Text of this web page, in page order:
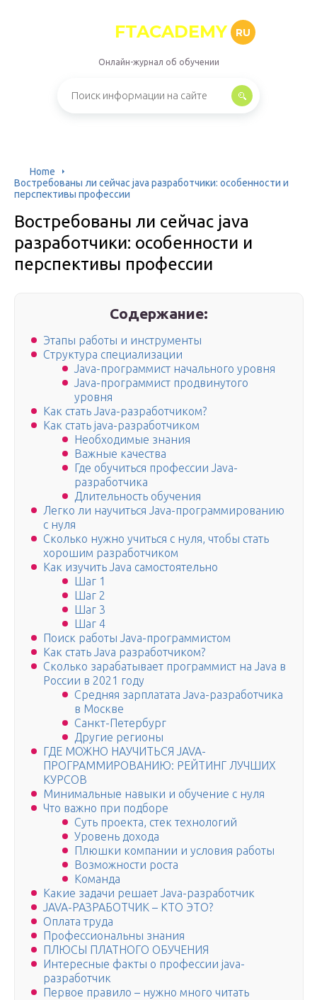
FTACADEMY RU
Онлайн-журнал об обучении
Home
Востребованы ли сейчас java разработчики: особенности и
перспективы профессии
Востребованы ли сейчас java
разработчики: особенности и
перспективы профессии
Содержание:
Этапы работы и инструменты
Структура специализации
Java-программист начального уровня
Java-программист продвинутого
уровня
Как стать Java-разработчиком?
Как стать java-разработчиком
Необходимые знания
Важные качества
Где обучиться профессии Java-
разработчика
Длительность обучения
Легко ли научиться Java-программированию
с нуля
Сколько нужно учиться с нуля, чтобы стать
хорошим разработчиком
Как изучить Java самостоятельно
Шаг 1
Шаг 2
Шаг 3
Шаг 4
Поиск работы Java-программистом
Как стать Java разработчиком?
Сколько зарабатывает программист на Java в
России в 2021 году
Средняя зарплатата Java-разработчика
в Москве
Санкт-Петербург
Другие регионы
ГДЕ МОЖНО НАУЧИТЬСЯ JAVA-
ПРОГРАММИРОВАНИЮ: РЕЙТИНГ ЛУЧШИХ
КУРСОВ
Минимальные навыки и обучение с нуля
Что важно при подборе
Суть проекта, стек технологий
Уровень дохода
Плюшки компании и условия работы
Возможности роста
Команда
Какие задачи решает Java-разработчик
JAVA-РАЗРАБОТЧИК – КТО ЭТО?
Оплата труда
Профессиональны знания
ПЛЮСЫ ПЛАТНОГО ОБУЧЕНИЯ
Интересные факты о профессии java-
разработчик
Первое правило – нужно много читать